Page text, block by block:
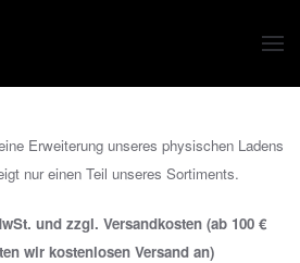
Erweiterung unseres physischen Ladens
nur einen Teil unseres Sortiments.
und zzgl. Versandkosten (ab 100 €
wir kostenlosen Versand an)